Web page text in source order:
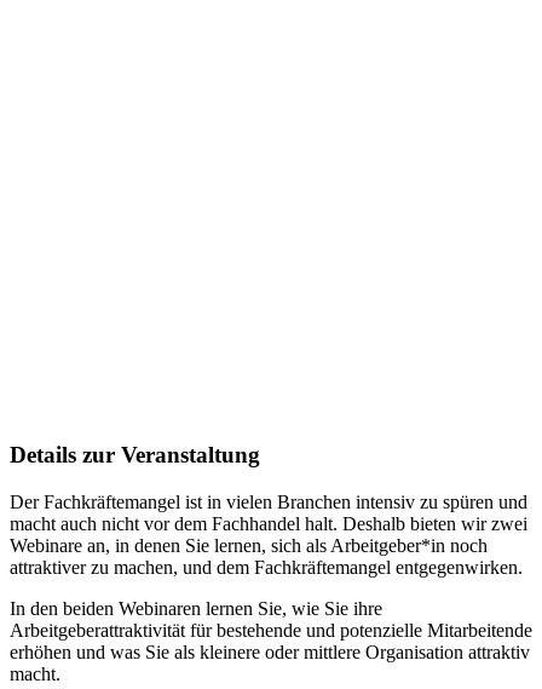
Details zur Veranstaltung
Der Fachkräftemangel ist in vielen Branchen intensiv zu spüren und
macht auch nicht vor dem Fachhandel halt. Deshalb bieten wir zwei
Webinare an, in denen Sie lernen, sich als Arbeitgeber*in noch
attraktiver zu machen, und dem Fachkräftemangel entgegenwirken.
In den beiden Webinaren lernen Sie, wie Sie ihre
Arbeitgeberattraktivität für bestehende und potenzielle Mitarbeitende
erhöhen und was Sie als kleinere oder mittlere Organisation attraktiv
macht.